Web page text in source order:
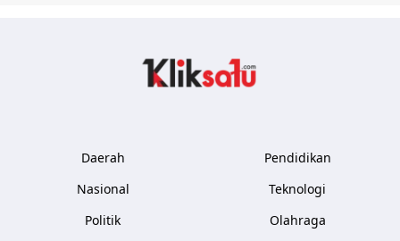
Daerah
Nasional
Politik
Pendidikan
Teknologi
Olahraga